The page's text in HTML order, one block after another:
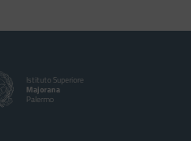
Istituto Superiore
Majorana
Palermo